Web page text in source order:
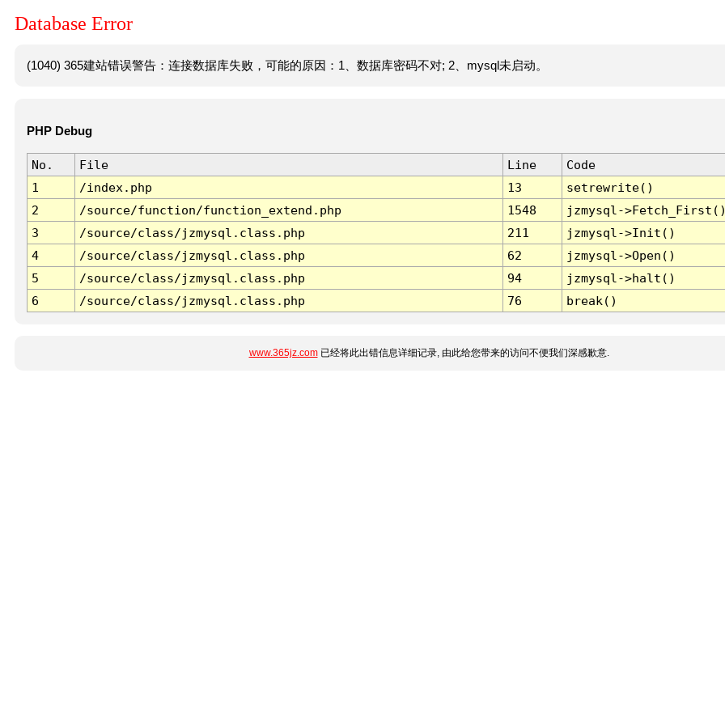
Database Error
(1040) 365建站错误警告：连接数据库失败，可能的原因：1、数据库密码不对; 2、mysql未启动。
PHP Debug
No. File Line
Code
1
/index.php 13
setrewrite()
2
/source/function/function_extend.php 1548
jzmysql-
3
/source/class/jzmysql.class.php 211
jzmysql->Init()
4
/source/class/jzmysql.class.php 62
jzmysql->Open()
5
/source/class/jzmysql.class.php 94
jzmysql->halt()
6
/source/class/jzmysql.class.php 76 break()
www.365jz.com已经将此出错信息详细记录, 由此给您带来的访问不便我们深感歉意.